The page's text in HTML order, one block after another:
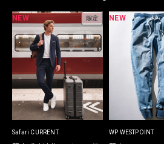
NEW 限定
Safari CURRENT
NEW
WP WESTPOINT